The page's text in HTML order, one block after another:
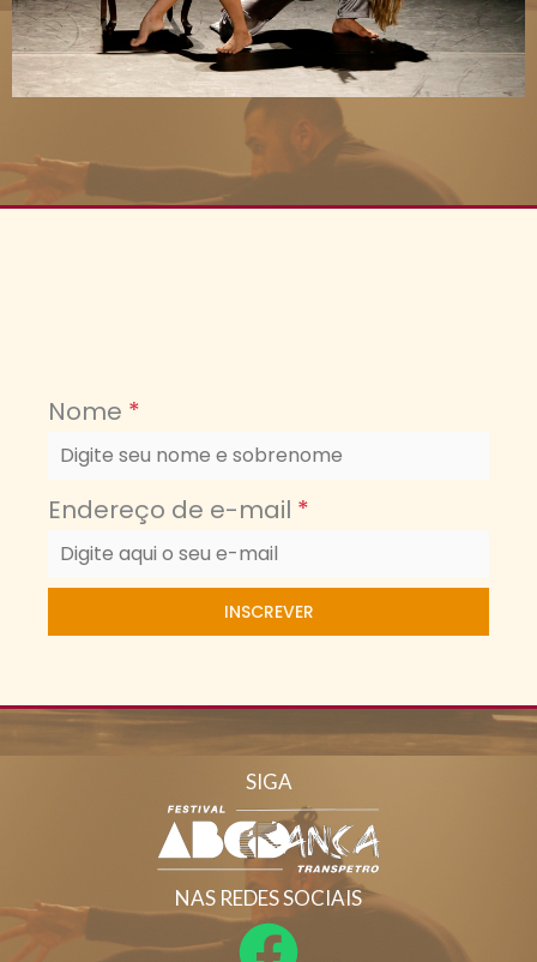
Nome *
Endereço de e-mail *
INSCREVER
SIGA
NAS REDES SOCIAIS